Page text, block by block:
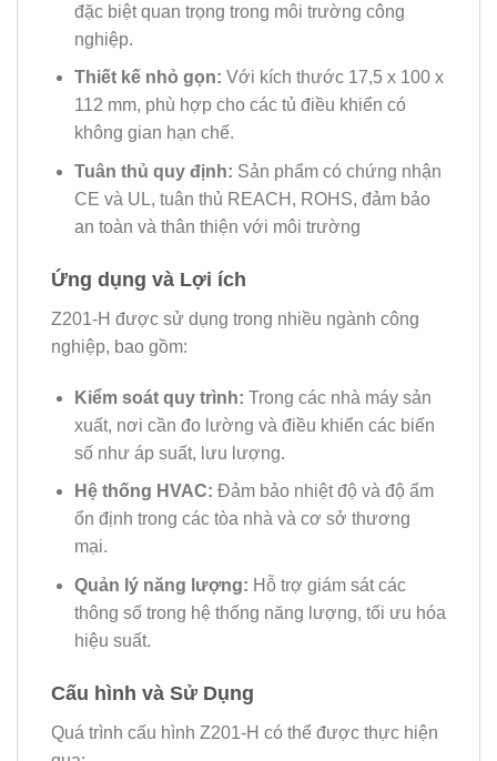
đặc biệt quan trọng trong môi trường công
nghiệp.
Thiết kế nhỏ gọn: Với kích thước 17,5 x 100 x
112 mm, phù hợp cho các tủ điều khiển có
không gian hạn chế.
Tuân thủ quy định: Sản phẩm có chứng nhận
CE và UL, tuân thủ REACH, ROHS, đảm bảo
an toàn và thân thiện với môi trường
Ứng dụng và Lợi ích
Z201-H được sử dụng trong nhiều ngành công
nghiệp, bao gồm:
Kiểm soát quy trình: Trong các nhà máy sản
xuất, nơi cần đo lường và điều khiển các biến
số như áp suất, lưu lượng.
Hệ thống HVAC: Đảm bảo nhiệt độ và độ ẩm
ổn định trong các tòa nhà và cơ sở thương
mại.
Quản lý năng lượng: Hỗ trợ giám sát các
thông số trong hệ thống năng lượng, tối ưu hóa
hiệu suất.
Cấu hình và Sử Dụng
Quá trình cấu hình Z201-H có thể được thực hiện